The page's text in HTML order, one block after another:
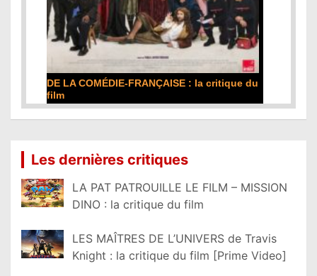
DE LA COMÉDIE-FRANÇAISE : la critique du
film
Les dernières critiques
LA PAT PATROUILLE LE FILM – MISSION
DINO : la critique du film
LES MAÎTRES DE L’UNIVERS de Travis
Knight : la critique du film [Prime Video]